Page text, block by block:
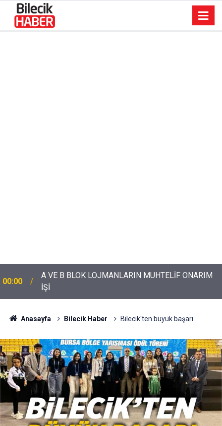
00:00
A VE B BLOK LOJMANLARIN MUHTELİF ONARIM
İŞİ
Anasayfa Bilecik Haber Bilecik'ten büyük başarı